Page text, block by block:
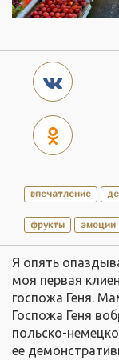
впечатление
фрукты эмоции
Я опять
моя первая
госпожа Геня.
Госпожа Геня
польско-
ее